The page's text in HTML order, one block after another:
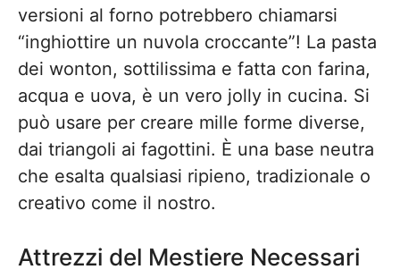
versioni al forno potrebbero chiamarsi
“inghiottire un nuvola croccante”! La pasta
dei wonton, sottilissima e fatta con farina,
acqua e uova, è un vero jolly in cucina. Si
può usare per creare mille forme diverse,
dai triangoli ai fagottini. È una base neutra
che esalta qualsiasi ripieno, tradizionale o
creativo come il nostro.
Attrezzi del Mestiere Necessari